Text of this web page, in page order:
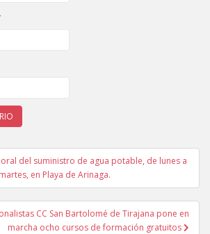
de entradas
del suministro de agua potable, de lunes a
martes, en Playa de Arinaga.
CC San Bartolomé de Tirajana pone en
marcha ocho cursos de formación gratuitos